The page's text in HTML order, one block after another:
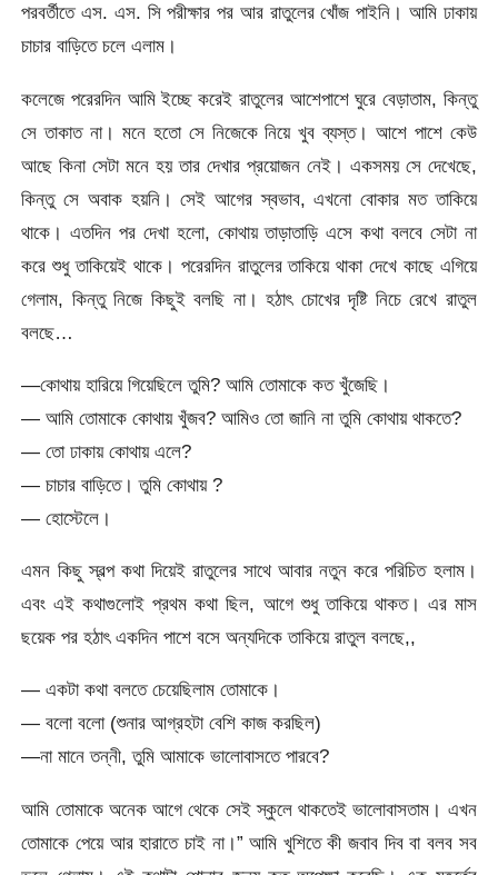
পরবর্তীতে এস. এস. সি পরীক্ষার পর আর রাতুলের খোঁজ পাইনি। আমি ঢাকায়
চাচার বাড়িতে চলে এলাম।
কলেজে পরেরদিন আমি ইচ্ছে করেই রাতুলের আশেপাশে ঘুরে বেড়াতাম, কিন্তু
সে তাকাত না। মনে হতো সে নিজেকে নিয়ে খুব ব্যস্ত। আশে পাশে কেউ
আছে কিনা সেটা মনে হয় তার দেখার প্রয়োজন নেই। একসময় সে দেখেছে,
কিন্তু সে অবাক হয়নি। সেই আগের স্বভাব, এখনো বোকার মত তাকিয়ে
থাকে। এতদিন পর দেখা হলো, কোথায় তাড়াতাড়ি এসে কথা বলবে সেটা না
করে শুধু তাকিয়েই থাকে। পরেরদিন রাতুলের তাকিয়ে থাকা দেখে কাছে এগিয়ে
গেলাম, কিন্তু নিজে কিছুই বলছি না। হঠাৎ চোখের দৃষ্টি নিচে রেখে রাতুল
বলছে…
—কোথায় হারিয়ে গিয়েছিলে তুমি? আমি তোমাকে কত খুঁজেছি।
— আমি তোমাকে কোথায় খুঁজব? আমিও তো জানি না তুমি কোথায় থাকতে?
— তো ঢাকায় কোথায় এলে?
— চাচার বাড়িতে। তুমি কোথায় ?
— হোস্টেলে।
এমন কিছু স্বল্প কথা দিয়েই রাতুলের সাথে আবার নতুন করে পরিচিত হলাম।
এবং এই কথাগুলোই প্রথম কথা ছিল, আগে শুধু তাকিয়ে থাকত। এর মাস
ছয়েক পর হঠাৎ একদিন পাশে বসে অন্যদিকে তাকিয়ে রাতুল বলছে,,
— একটা কথা বলতে চেয়েছিলাম তোমাকে।
— বলো বলো (শুনার আগ্রহটা বেশি কাজ করছিল)
—না মানে তন্নী, তুমি আমাকে ভালোবাসতে পারবে?
আমি তোমাকে অনেক আগে থেকে সেই স্কুলে থাকতেই ভালোবাসতাম। এখন
তোমাকে পেয়ে আর হারাতে চাই না।” আমি খুশিতে কী জবাব দিব বা বলব সব